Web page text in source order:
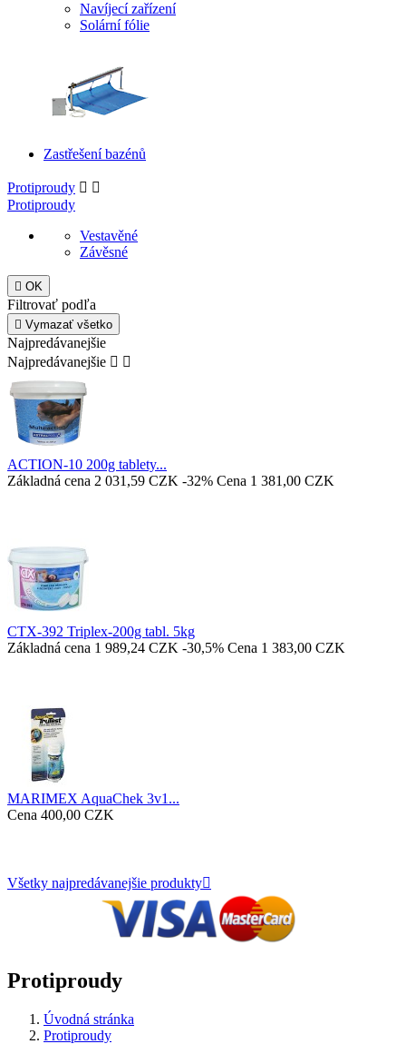
Navíjecí zařízení
Solární fólie
Zastřešení bazénů
Protiproudy  
Protiproudy
Vestavěné
Závěsné
 OK
Filtrovať podľa
 Vymazať všetko
Najpredávanejšie
Najpredávanejšie  
ACTION-10 200g tablety...
Základná cena 2 031,59 CZK -32% Cena 1 381,00 CZK
CTX-392 Triplex-200g tabl. 5kg
Základná cena 1 989,24 CZK -30,5% Cena 1 383,00 CZK
MARIMEX AquaChek 3v1...
Cena 400,00 CZK
Všetky najpredávanejšie produkty
Protiproudy
Úvodná stránka
Protiproudy